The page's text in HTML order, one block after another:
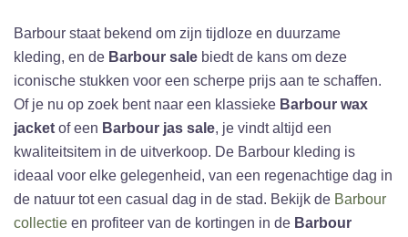
Barbour staat bekend om zijn tijdloze en duurzame
kleding, en de Barbour sale biedt de kans om deze
iconische stukken voor een scherpe prijs aan te schaffen.
Of je nu op zoek bent naar een klassieke Barbour wax
jacket of een Barbour jas sale, je vindt altijd een
kwaliteitsitem in de uitverkoop. De Barbour kleding is
ideaal voor elke gelegenheid, van een regenachtige dag in
de natuur tot een casual dag in de stad. Bekijk de Barbour
collectie en profiteer van de kortingen in de Barbour